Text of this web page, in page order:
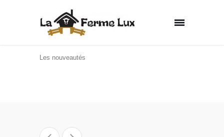
Les nouveautés